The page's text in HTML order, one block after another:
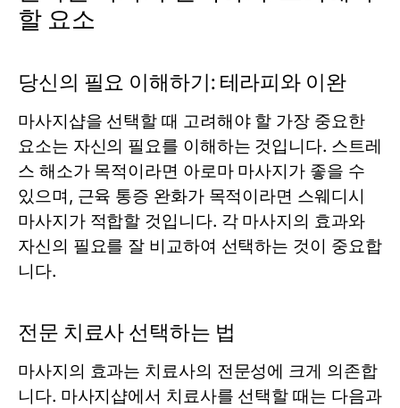
할 요소
당신의 필요 이해하기: 테라피와 이완
마사지샵을 선택할 때 고려해야 할 가장 중요한
요소는 자신의 필요를 이해하는 것입니다. 스트레
스 해소가 목적이라면 아로마 마사지가 좋을 수
있으며, 근육 통증 완화가 목적이라면 스웨디시
마사지가 적합할 것입니다. 각 마사지의 효과와
자신의 필요를 잘 비교하여 선택하는 것이 중요합
니다.
전문 치료사 선택하는 법
마사지의 효과는 치료사의 전문성에 크게 의존합
니다. 마사지샵에서 치료사를 선택할 때는 다음과